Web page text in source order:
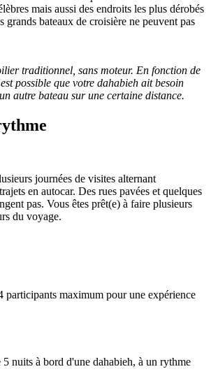
mais aussi des endroits les plus dérobés
grands bateaux de croisière ne peuvent pas
traditionnel, sans moteur. En fonction de
possible que votre dahabieh ait besoin
autre bateau sur une certaine distance.
journées de visites alternant
en autocar. Des rues pavées et quelques
pas. Vous êtes prêt(e) à faire plusieurs
du voyage.
participants maximum pour une expérience
5 nuits à bord d'une dahabieh, à un rythme